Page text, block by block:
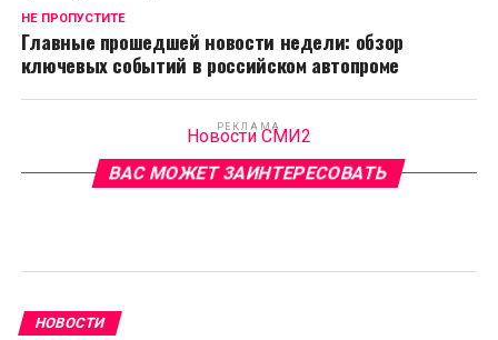
НЕ ПРОПУСТИТЕ
Главные прошедшей новости недели: обзор
ключевых событий в российском автопроме
РЕКЛАМА
Новости СМИ2
ВАС МОЖЕТ ЗАИНТЕРЕСОВАТЬ
НОВОСТИ